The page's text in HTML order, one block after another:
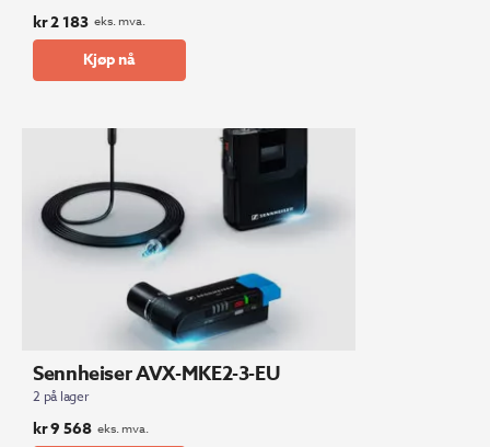
kr2 183 eks. mva.
Kjøp nå
Sennheiser AVX-MKE2-3-EU
2 på lager
kr9 568 eks. mva.